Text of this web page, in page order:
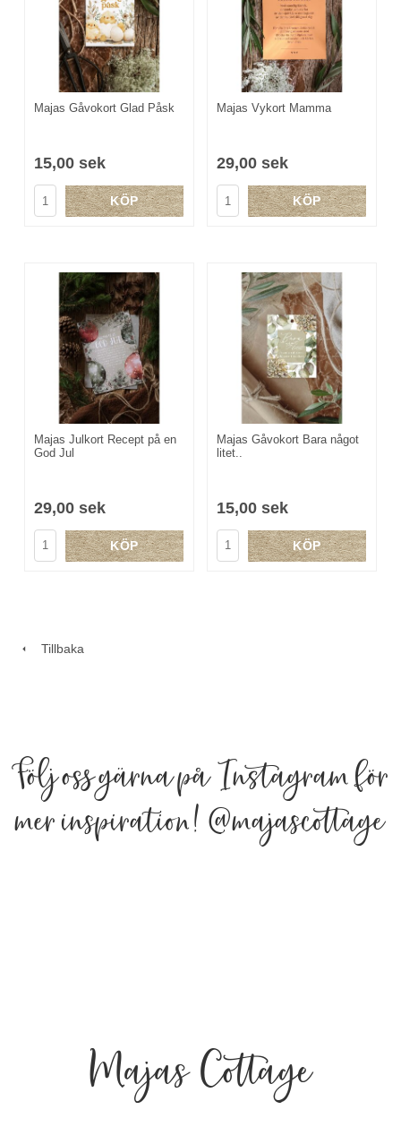
Majas Gåvokort Glad Påsk
15,00 sek
KÖP
Majas Vykort Mamma
29,00 sek
KÖP
Majas Julkort Recept på en
God Jul
29,00 sek
KÖP
Majas Gåvokort Bara något
litet..
15,00 sek
KÖP
Tillbaka
Följ oss gärna på Instagram för
mer inspiration!@majascottage
Majas Cottage